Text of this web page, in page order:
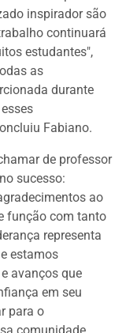
inspirador são
continuará
estudantes",
as
durante
Fabiano.
de professor
sucesso:
ao
função com tanto
representa
estamos
avanços que
em seu
para o